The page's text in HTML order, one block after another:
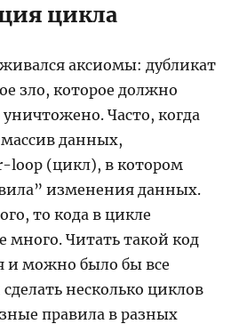
цикла
аксиомы: дубликат
зло, которое должно
Часто, когда
данных,
loop (цикл), в котором
изменения данных.
то кода в цикле
много. Читать такой код
и можно было бы все
несколько циклов
правила в разных